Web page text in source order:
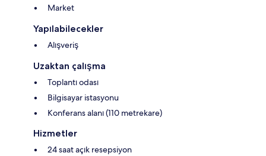
Market
Yapılabilecekler
Alışveriş
Uzaktan çalışma
Toplantı odası
Bilgisayar istasyonu
Konferans alanı (110 metrekare)
Hizmetler
24 saat açık resepsiyon